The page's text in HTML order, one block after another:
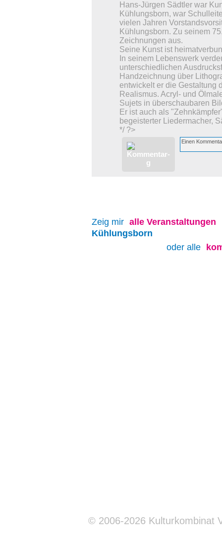
Hans-Jürgen Sädtler war
Kühlungsborn, war
vielen Jahren
Kühlungsborn. Zu seinem
Zeichnungen aus.
Seine Kunst ist
In seinem Lebenswerk
unterschiedlichen
Handzeichnung über
entwickelt er die Gestaltung
Realismus. Acryl- und
Sujets in überschaubaren
Er ist auch als
begeisterter Liedermacher,
*/ ?>
Zeig mir alle Veranstaltungen
Kühlungsborn
oder alle
© 2006-2026